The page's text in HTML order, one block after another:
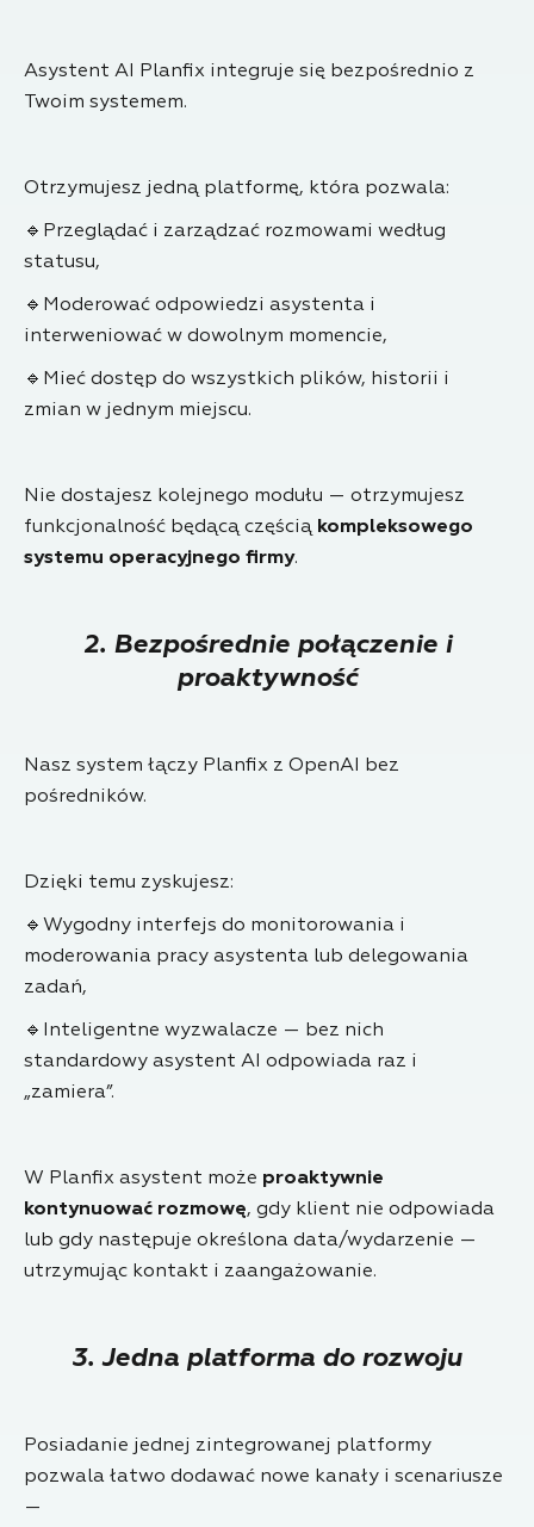
Asystent AI Planfix integruje się bezpośrednio z
Twoim systemem.
Otrzymujesz jedną platformę, która pozwala:
🔹Przeglądać i zarządzać rozmowami według
statusu,
🔹Moderować odpowiedzi asystenta i
interweniować w dowolnym momencie,
🔹Mieć dostęp do wszystkich plików, historii i
zmian w jednym miejscu.
Nie dostajesz kolejnego modułu — otrzymujesz
funkcjonalność będącą częścią kompleksowego
systemu operacyjnego firmy.
2. Bezpośrednie połączenie i
proaktywność
Nasz system łączy Planfix z OpenAI bez
pośredników.
Dzięki temu zyskujesz:
🔹Wygodny interfejs do monitorowania i
moderowania pracy asystenta lub delegowania
zadań,
🔹Inteligentne wyzwalacze — bez nich
standardowy asystent AI odpowiada raz i
„zamiera”.
W Planfix asystent może proaktywnie
kontynuować rozmowę, gdy klient nie odpowiada
lub gdy następuje określona data/wydarzenie —
utrzymując kontakt i zaangażowanie.
3. Jedna platforma do rozwoju
Posiadanie jednej zintegrowanej platformy
pozwala łatwo dodawać nowe kanały i scenariusze
—